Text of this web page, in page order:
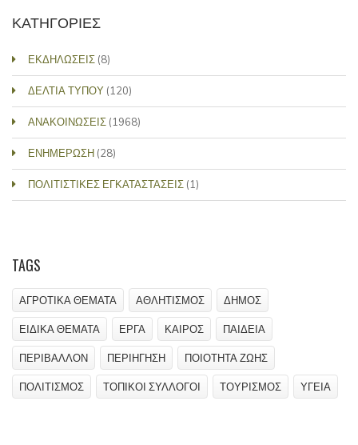
ΚΑΤΗΓΟΡΙΕΣ
ΕΚΔΗΛΩΣΕΙΣ (8)
ΔΕΛΤΙΑ ΤΥΠΟΥ (120)
ΑΝΑΚΟΙΝΩΣΕΙΣ (1968)
ΕΝΗΜΕΡΩΣΗ (28)
ΠΟΛΙΤΙΣΤΙΚΕΣ ΕΓΚΑΤΑΣΤΑΣΕΙΣ (1)
TAGS
ΑΓΡΟΤΙΚΑ ΘΕΜΑΤΑ ΑΘΛΗΤΙΣΜΟΣ ΔΗΜΟΣ
ΕΙΔΙΚΑ ΘΕΜΑΤΑ ΕΡΓΑ ΚΑΙΡΟΣ ΠΑΙΔΕΙΑ
ΠΕΡΙΒΑΛΛΟΝ ΠΕΡΙΗΓΗΣΗ ΠΟΙΟΤΗΤΑ ΖΩΗΣ
ΠΟΛΙΤΙΣΜΟΣ ΤΟΠΙΚΟΙ ΣΥΛΛΟΓΟΙ ΤΟΥΡΙΣΜΟΣ ΥΓΕΙΑ